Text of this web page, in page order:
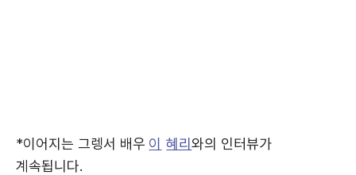
*이어지는 그렝서 배우 이 혜리와의 인터뷰가
계속됩니다.